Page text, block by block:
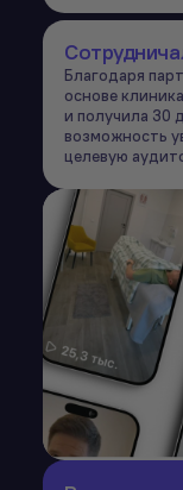
Благодаря
основе
и получила 30
возможность
целевую